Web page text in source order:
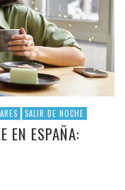
SALIR DE NOCHE
EN ESPAÑA: